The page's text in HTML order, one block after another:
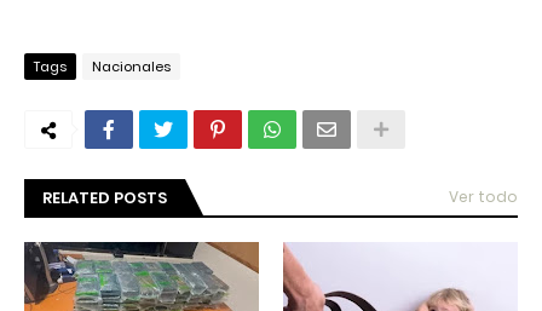
Tags Nacionales
RELATED POSTS Ver todo